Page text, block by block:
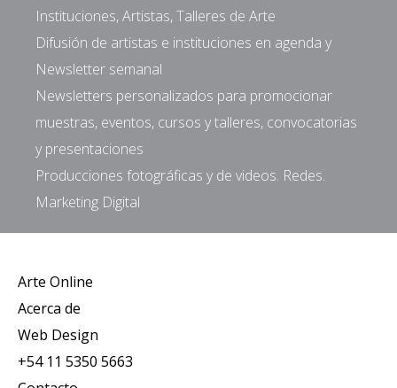
Instituciones, Artistas, Talleres de Arte
Difusión de artistas e instituciones en agenda y
Newsletter semanal
Newsletters personalizados para promocionar
muestras, eventos, cursos y talleres, convocatorias
y presentaciones
Producciones fotográficas y de videos. Redes.
Marketing Digital
Arte Online
Acerca de
Web Design
+54 11 5350 5663